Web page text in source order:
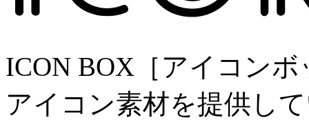
ICON BOX［アイコン
アイコン素材を提供し